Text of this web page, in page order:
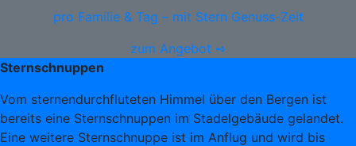
pro Familie & Tag – mit Stern Genuss-Zeit
zum Angebot ➺
Sternschnuppen
Vom sternendurchfluteten Himmel über den Bergen ist
bereits eine Sternschnuppen im Stadelgebäude gelandet.
Eine weitere Sternschnuppe ist im Anflug und wird bis